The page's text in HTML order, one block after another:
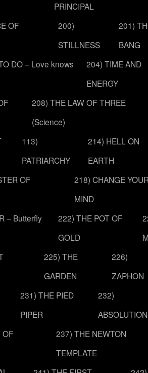
PRINCIPAL
OF
200)
STILLNESS
201)
BANG
DO – Love knows
204) TIME AND
ENERGY
208) THE LAW OF THREE
(Science)
113)
PATRIARCHY
214) HELL ON
EARTH
OF
218) CHANGE
MIND
– Butterfly
222) THE POT OF
GOLD
225) THE
GARDEN
226)
ZAPHON
231) THE PIED
PIPER
232)
ABSOLUTION
OF
237) THE NEWTON
TEMPLATE